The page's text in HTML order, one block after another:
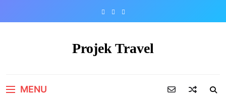
Projek Travel
MENU